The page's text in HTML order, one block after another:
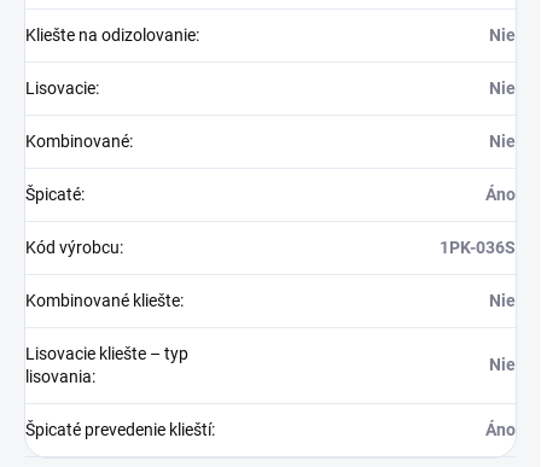
Kliešte na odizolovanie: Nie
Lisovacie: Nie
Kombinované: Nie
Špicaté: Áno
Kód výrobcu: 1PK-036S
Kombinované kliešte: Nie
Lisovacie kliešte – typ
lisovania:
Nie
Špicaté prevedenie klieští: Áno